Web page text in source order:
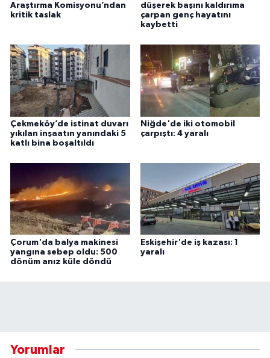
Araştırma Komisyonu’ndan
kritik taslak
düşerek başını kaldırıma
çarpan genç hayatını
kaybetti
Çekmeköy’de istinat duvarı
yıkılan inşaatın yanındaki 5
katlı bina boşaltıldı
Niğde'de iki otomobil
çarpıştı: 4 yaralı
Çorum'da balya makinesi
yangına sebep oldu: 500
dönüm anız küle döndü
Eskişehir'de iş kazası: 1
yaralı
Yorumlar